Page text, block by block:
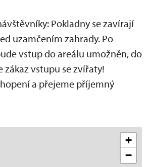
Pokladny se zavírají
uzamčením zahrady. Po
vstup do areálu umožněn, do
zákaz vstupu se zvířaty!
a přejeme příjemný
+
−